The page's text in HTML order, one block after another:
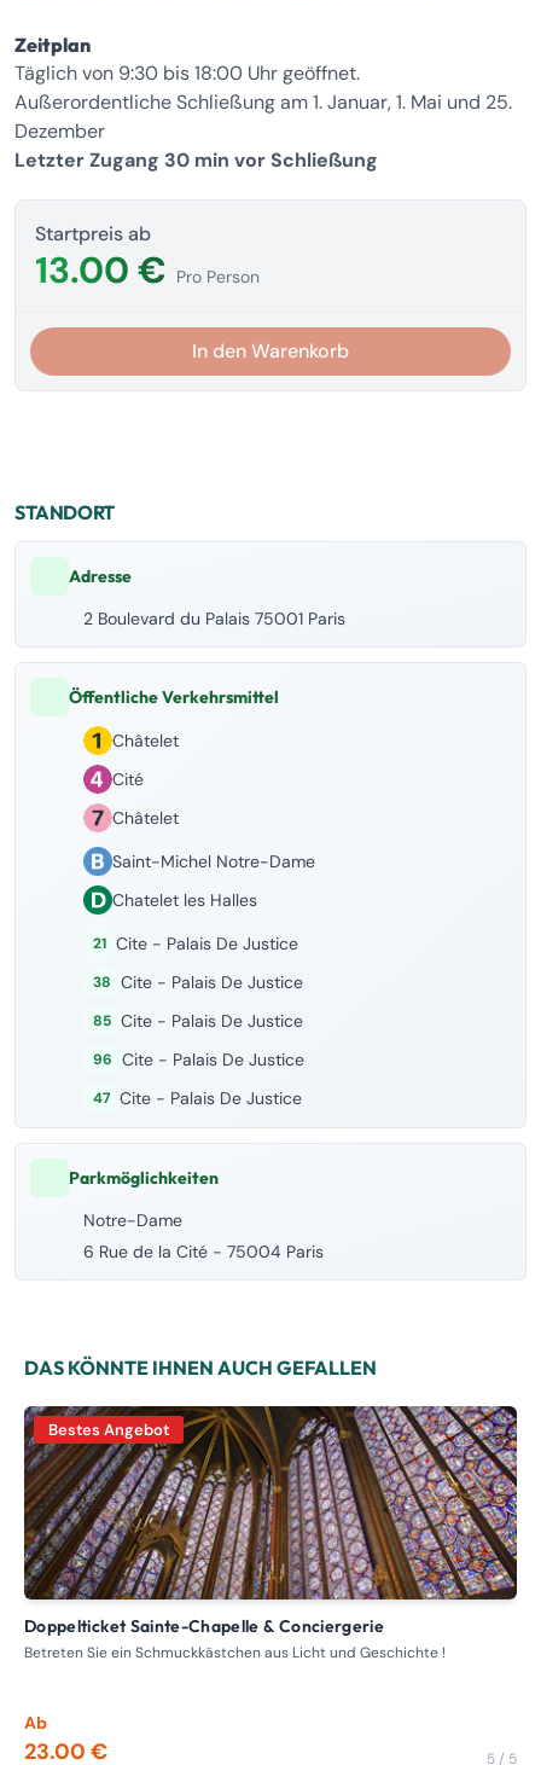
Zeitplan
Täglich von 9:30 bis 18:00 Uhr geöffnet.
Außerordentliche Schließung am 1. Januar, 1. Mai und 25.
Dezember
Letzter Zugang 30 min vor Schließung
Startpreis ab
13.00 € Pro Person
In den Warenkorb
STANDORT
Adresse
2 Boulevard du Palais 75001 Paris
Öffentliche Verkehrsmittel
Châtelet
Cité
Châtelet
Saint-Michel Notre-Dame
Chatelet les Halles
21 Cite - Palais De Justice
38 Cite - Palais De Justice
85 Cite - Palais De Justice
96 Cite - Palais De Justice
47 Cite - Palais De Justice
Parkmöglichkeiten
Notre-Dame
6 Rue de la Cité - 75004 Paris
DAS KÖNNTE IHNEN AUCH GEFALLEN
Bestes Angebot
Doppelticket Sainte-Chapelle & Conciergerie
Betreten Sie ein Schmuckkästchen aus Licht und Geschichte !
Ab
23.00 € 5 / 5